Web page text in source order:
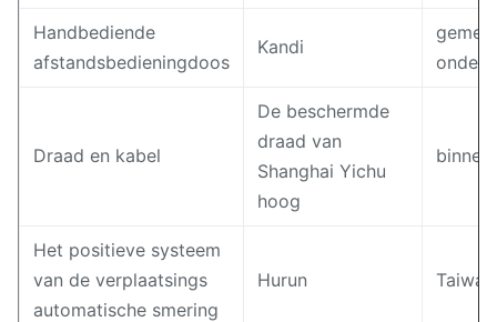
Handbediende
afstandsbedieningdoos
Kandi
Draad en kabel
De beschermde
draad van
Shanghai Yichu
hoog
Het positieve systeem
van de verplaatsings
automatische smering
Hurun Taiwan